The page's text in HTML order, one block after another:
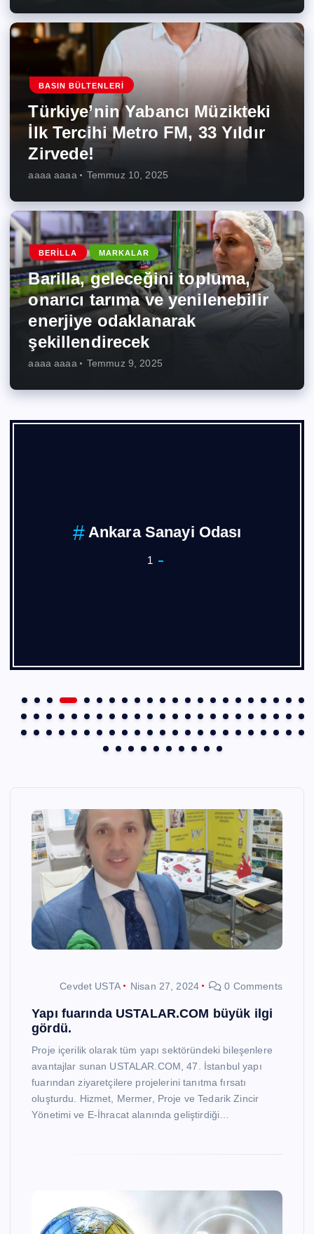
BASIN BÜLTENLERI
Türkiye’nin Yabancı Müzikteki
İlk Tercihi Metro FM, 33 Yıldır
Zirvede!
aaaa aaaa Temmuz 10, 2025
BERILLA MARKALAR
Barilla, geleceğini topluma,
onarıcı tarıma ve yenilenebilir
enerjiye odaklanarak
şekillendirecek
aaaa aaaa Temmuz 9, 2025
Ankara Sanayi Odası
1
Cevdet USTA Nisan 27, 2024 0 Comments
Yapı fuarında USTALAR.COM büyük ilgi
gördü.
Proje içerilik olarak tüm yapı sektöründeki bileşenlere
avantajlar sunan USTALAR.COM, 47. İstanbul yapı
fuarından ziyaretçilere projelerini tanıtma fırsatı
oluşturdu. Hizmet, Mermer, Proje ve Tedarik Zincir
Yönetimi ve E-İhracat alanında geliştirdiği…